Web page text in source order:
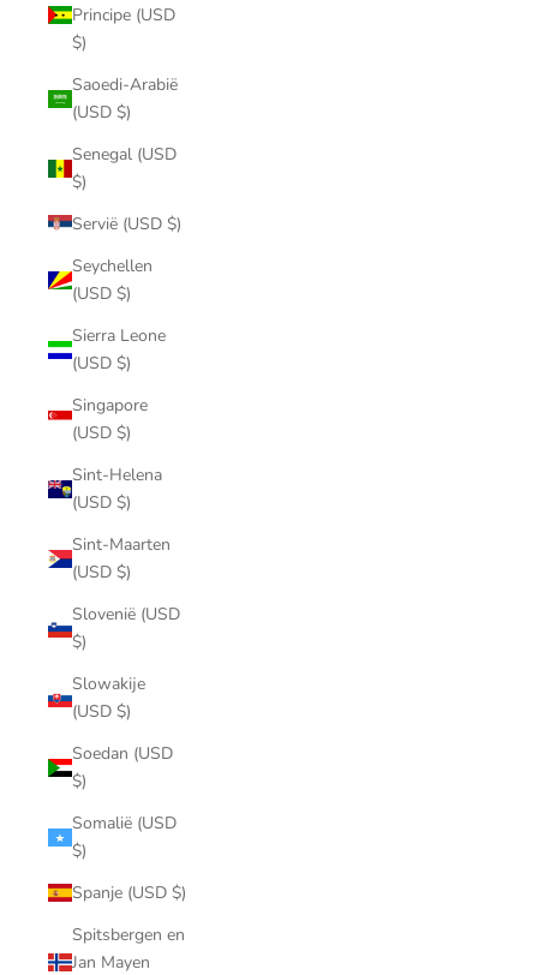
Principe (USD
$)
Saoedi-Arabië
(USD $)
Senegal (USD
$)
Servië (USD $)
Seychellen
(USD $)
Sierra Leone
(USD $)
Singapore
(USD $)
Sint-Helena
(USD $)
Sint-Maarten
(USD $)
Slovenië (USD
$)
Slowakije
(USD $)
Soedan (USD
$)
Somalië (USD
$)
Spanje (USD $)
Spitsbergen en
Jan Mayen